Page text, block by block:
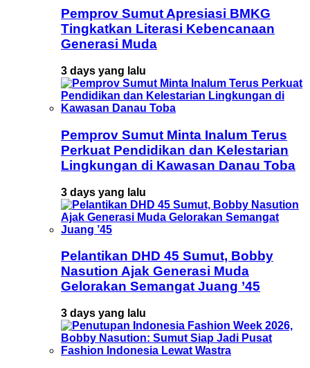
Pemprov Sumut Apresiasi BMKG
Tingkatkan Literasi Kebencanaan
Generasi Muda
3 days yang lalu
Pemprov Sumut Minta Inalum Terus
Perkuat Pendidikan dan Kelestarian
Lingkungan di Kawasan Danau Toba
3 days yang lalu
Pelantikan DHD 45 Sumut, Bobby
Nasution Ajak Generasi Muda
Gelorakan Semangat Juang ’45
3 days yang lalu